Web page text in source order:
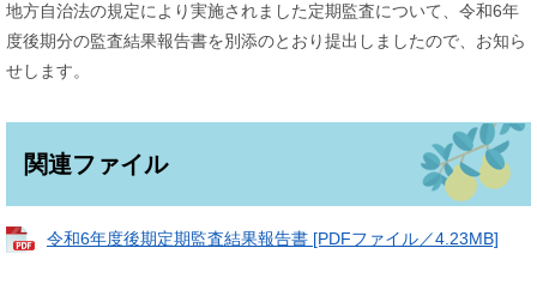
地方自治法の規定により実施されました定期監査について、令和6年
度後期分の監査結果報告書を別添のとおり提出しましたので、お知ら
せします。
関連ファイル
令和6年度後期定期監査結果報告書 [PDFファイル／4.23MB]